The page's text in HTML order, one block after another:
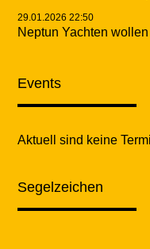
29.01.2026 22:50
Neptun Yachten
Events
Aktuell sind keine
Segelzeichen